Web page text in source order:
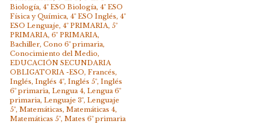
Biología, 4º ESO Biología, 4º ESO
Física y Química, 4º ESO Inglés, 4º
ESO Lenguaje, 4º PRIMARIA, 5º
PRIMARIA, 6º PRIMARIA,
Bachiller, Cono 6º primaria,
Conocimiento del Medio,
EDUCACIÓN SECUNDARIA
OBLIGATORIA -ESO, Francés,
Inglés, Inglés 4º, Inglés 5º, Inglés
6º primaria, Lengua 4, Lengua 6º
primaria, Lenguaje 3º, Lenguaje
5º, Matemáticas, Matemáticas 4,
Matemáticas 5º, Mates 6º primaria